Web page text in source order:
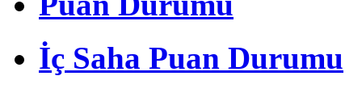
İç Saha Puan Durumu